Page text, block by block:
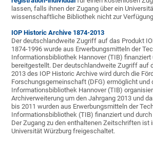
lassen, falls ihnen der Zugang über ein
wissenschaftliche Bibliothek nicht zur
IOP Historic Archive 1874-2013
Der deutschlandweite Zugriff auf das Produkt
1874-1996 wurde aus Erwerbungsmitteln der
Informationsbibliothek Hannover (TIB) finanziert
bereitgestellt. Der deutschlandweite Zugriff auf
2013 des IOP Historic Archive wird durch die
Forschungsgemeinschaft (DFG) ermöglicht und
Informationsbibliothek Hannover (TIB)
Archiverweiterung um den Jahrgang 2013 und
bis 2011 wurden aus Erwerbungsmitteln der
Informationsbibliothek (TIB) finanziert und
Der Zugang zu den enthaltenen Zeitschriften ist
Universität Würzburg freigeschaltet.